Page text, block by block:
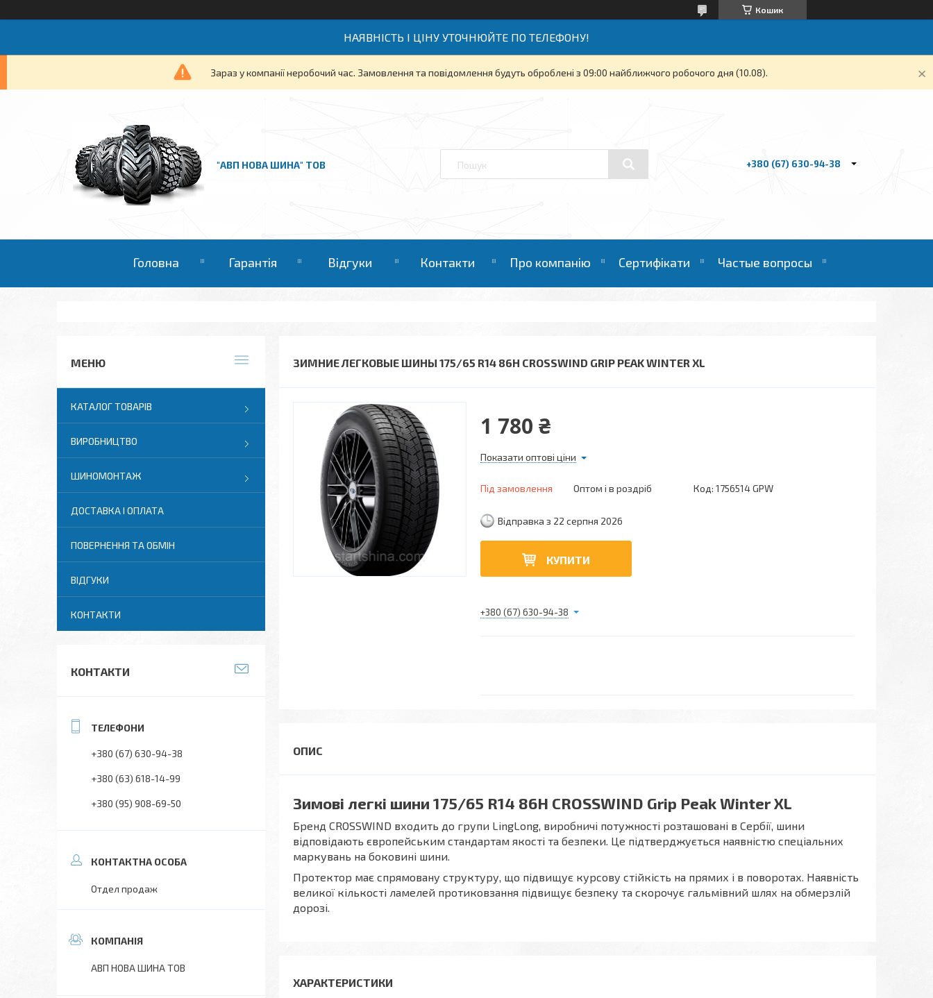
Кошик
НАЯВНІСТЬ І ЦІНУ УТОЧНЮЙТЕ ПО ТЕЛЕФОНУ!
Зараз у компанії неробочий час. Замовлення та повідомлення будуть оброблені з 09:00 найближчого робочого дня (10.08).
"АВП НОВА ШИНА" ТОВ +380 (67) 630-94-38
Головна Гарантія Відгуки Контакти Про компанію Сертифікати Частые вопросы
ЗИМНИЕ ЛЕГКОВЫЕ ШИНЫ 175/65 R14 86H CROSSWIND GRIP PEAK WINTER XL
1 780 ₴
Показати оптові ціни
Під замовлення Оптом і в роздріб Код: 1756514 GPW
Відправка з 22 серпня 2026
КУПИТИ
+380 (67) 630-94-38
Зимові легкі шини 175/65 R14 86H CROSSWIND Grip Peak Winter XL
Бренд CROSSWIND входить до групи LingLong, виробничі потужності розташовані в Сербії, шини
відповідають європейським стандартам якості та безпеки. Це підтверджується наявністю спеціальних
маркувань на боковині шини.
Протектор має спрямовану структуру, що підвищує курсову стійкість на прямих і в поворотах. Наявність
великої кількості ламелей протиковзання підвищує безпеку та скорочує гальмівний шлях на обмерзлій
дорозі.
ХАРАКТЕРИСТИКИ
КАТАЛОГ ТОВАРІВ
ВИРОБНИЦТВО
ШИНОМОНТАЖ
ДОСТАВКА І ОПЛАТА
ПОВЕРНЕННЯ ТА ОБМІН
ВІДГУКИ
КОНТАКТИ
КОНТАКТИ
+380 (67) 630-94-38
+380 (63) 618-14-99
+380 (95) 908-69-50
Отдел продаж
АВП НОВА ШИНА ТОВ